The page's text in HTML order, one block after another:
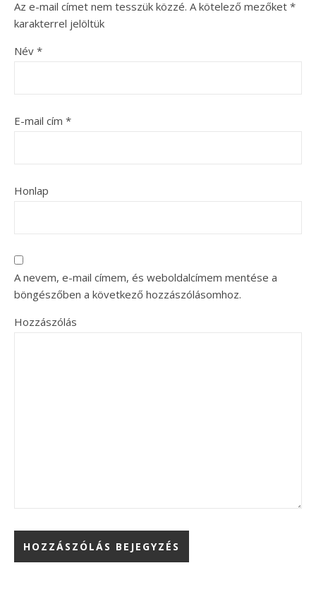
Az e-mail címet nem tesszük közzé. A kötelező mezőket *
karakterrel jelöltük
Név *
E-mail cím *
Honlap
A nevem, e-mail címem, és weboldalcímem mentése a
böngészőben a következő hozzászólásomhoz.
Hozzászólás